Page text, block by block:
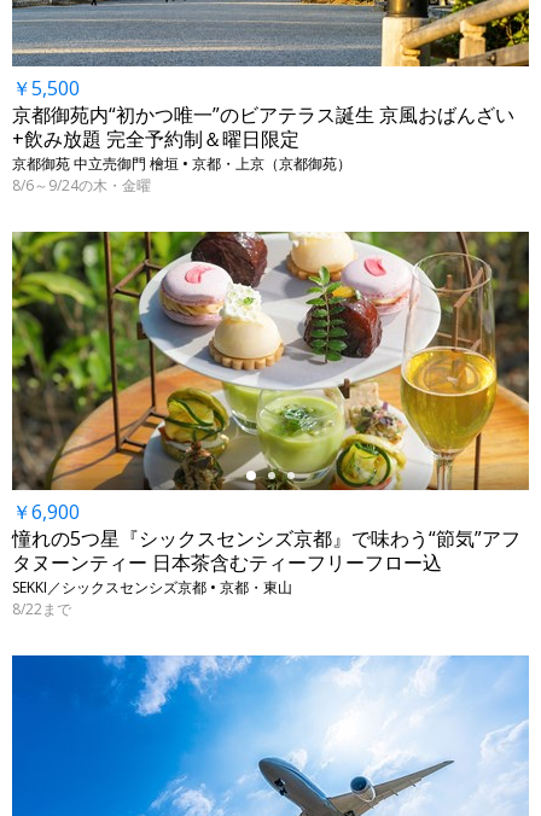
￥5,500
京都御苑内“初かつ唯一”のビアテラス誕生 京風おばんざい
+飲み放題 完全予約制＆曜日限定
京都御苑 中立売御門 檜垣 • 京都・上京（京都御苑）
8/6～9/24の木・金曜
←
￥6,900
憧れの5つ星『シックスセンシズ京都』で味わう“節気”アフ
タヌーンティー 日本茶含むティーフリーフロー込
SEKKI／シックスセンシズ京都 • 京都・東山
8/22まで